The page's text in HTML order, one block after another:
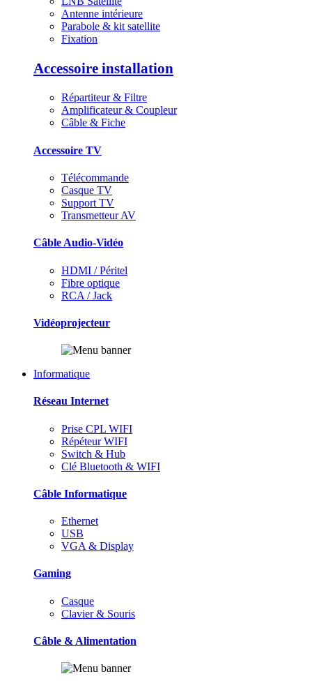
Antenne intérieure
Parabole & kit satellite
Fixation
Accessoire installation
Répartiteur & Filtre
Amplificateur & Coupleur
Câble & Fiche
Accessoire TV
Télécommande
Casque TV
Support TV
Transmetteur AV
Câble Audio-Vidéo
HDMI / Péritel
Fibre optique
RCA / Jack
Vidéoprojecteur
Informatique
Réseau Internet
Prise CPL WIFI
Répéteur WIFI
Switch & Hub
Clé Bluetooth & WIFI
Câble Informatique
Ethernet
USB
VGA & Display
Gaming
Casque
Clavier & Souris
Câble & Alimentation